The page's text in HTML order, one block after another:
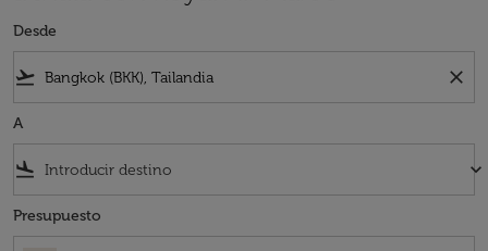
Desde
flight_takeoff close
A
flight_land keyboard_arrow_down
Presupuesto